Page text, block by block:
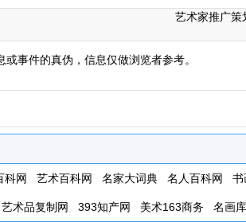
艺术家推广策
事件的真伪，信息仅做浏览者参考。
科网 艺术百科网 名家大词典 名人百科网 书
艺术品复制网 393知产网 美术163商务 名画库